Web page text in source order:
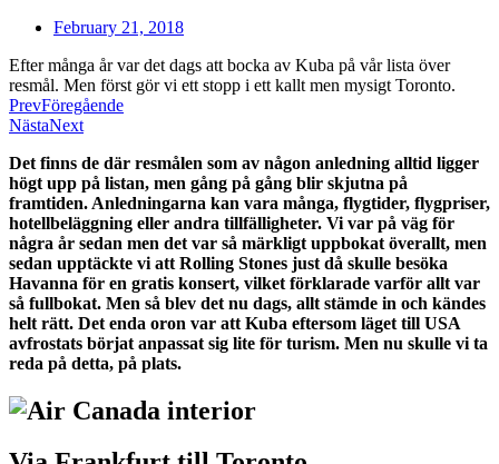
February 21, 2018
Efter många år var det dags att bocka av Kuba på vår lista över
resmål. Men först gör vi ett stopp i ett kallt men mysigt Toronto.
PrevFöregående
NästaNext
Det finns de där resmålen som av någon anledning alltid ligger
högt upp på listan, men gång på gång blir skjutna på
framtiden. Anledningarna kan vara många, flygtider, flygpriser,
hotellbeläggning eller andra tillfälligheter. Vi var på väg för
några år sedan men det var så märkligt uppbokat överallt, men
sedan upptäckte vi att Rolling Stones just då skulle besöka
Havanna för en gratis konsert, vilket förklarade varför allt var
så fullbokat. Men så blev det nu dags, allt stämde in och kändes
helt rätt. Det enda oron var att Kuba eftersom läget till USA
avfrostats börjat anpassat sig lite för turism. Men nu skulle vi ta
reda på detta, på plats.